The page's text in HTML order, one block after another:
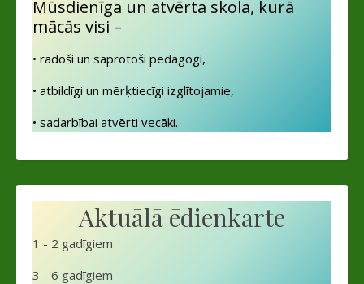
Mūsdienīga un atvērta skola, kurā
mācās visi –
• radoši un saprotoši pedagogi,
• atbildīgi un mērķtiecīgi izglītojamie,
• sadarbībai atvērti vecāki.
Aktuālā ēdienkarte
1 - 2 gadīgiem
3 - 6 gadīgiem